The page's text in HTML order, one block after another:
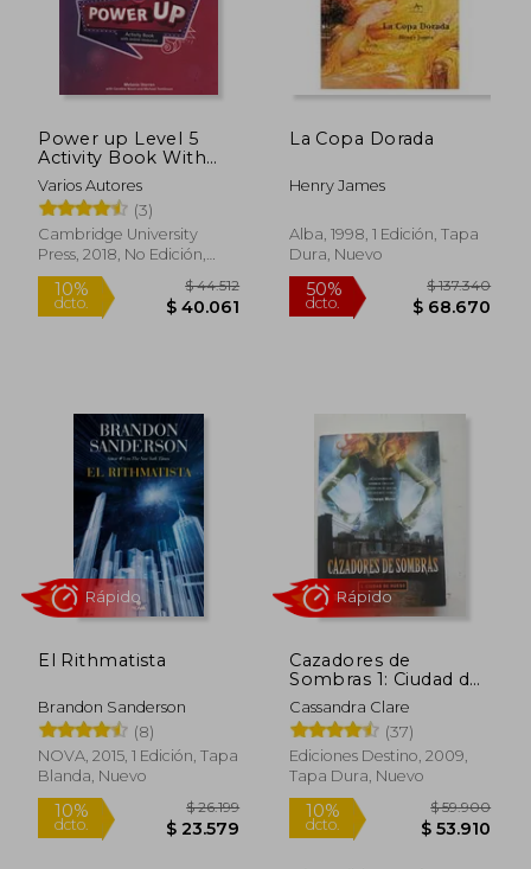
10%
dcto. $ 52.393
10%
dcto.
Power up Level 5
Activity Book With
Online Resources and
Home Booklet (en
Inglés)
Varios Autores
(3)
Cambridge University
Press, 2018, No Edición,
Tapa Blanda, Nuevo
La Copa Dorada
Henry James
Alba, 1998, 1 Edición, Tapa
Dura, Nuevo
El Rithmatista
Brandon Sanderson
(8)
NOVA, 2015, 1 Edición, Tapa
Blanda, Nuevo
Cazadores de
Sombras 1: Ciudad de
Hueso
Cassandra Clare
(37)
Ediciones Destino, 2009,
Tapa Dura, Nuevo